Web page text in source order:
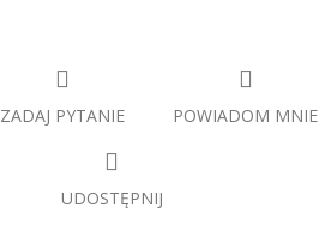
ZADAJ PYTANIE POWIADOM MNIE
UDOSTĘPNIJ